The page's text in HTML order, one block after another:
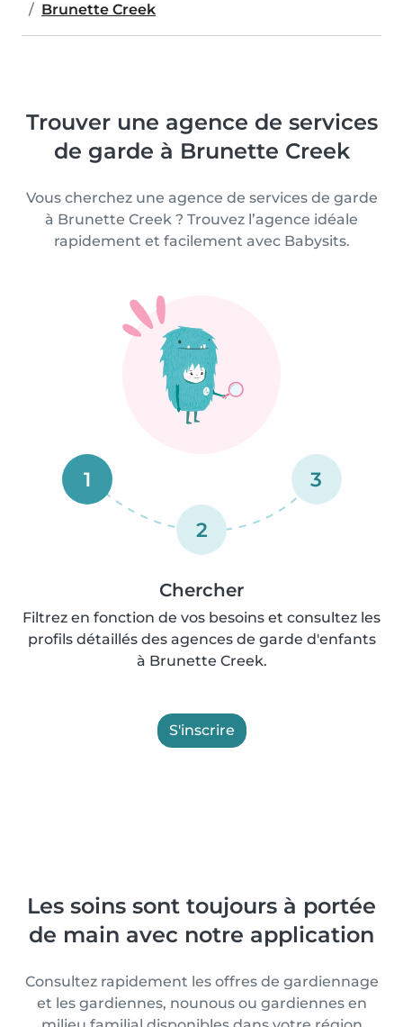
Brunette Creek
Trouver une agence de services
de garde à Brunette Creek
Vous cherchez une agence de services de garde
à Brunette Creek ? Trouvez l’agence idéale
rapidement et facilement avec Babysits.
1
2
3
Chercher
Filtrez en fonction de vos besoins et consultez les
profils détaillés des agences de garde d'enfants
à Brunette Creek.
S'inscrire
Les soins sont toujours à portée
de main avec notre application
Consultez rapidement les offres de gardiennage
et les gardiennes, nounous ou gardiennes en